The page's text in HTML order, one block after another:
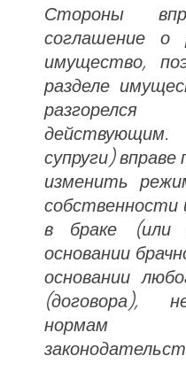
Стороны
соглашение о
имущество,
разделе
супруги)
изменить
в браке (или
основании
основании
(договора),
нормам